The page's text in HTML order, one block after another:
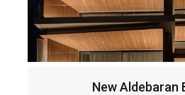
New Aldebaran